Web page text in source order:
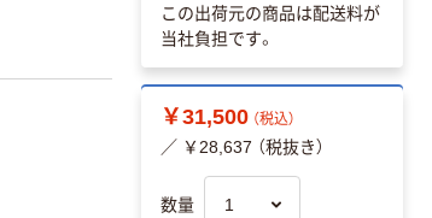
この出荷元の商品は配送料が
当社負担です。
￥31,500 （税込）
／ ￥28,637 （税抜き）
数量